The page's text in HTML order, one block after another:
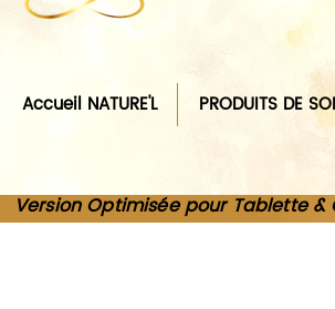
Accueil NATURE'L PRODUITS DE
Version Optimisée pour Tablette &